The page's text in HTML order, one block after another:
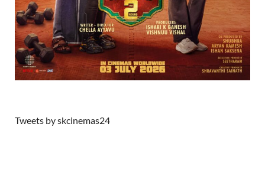
Tweets by skcinemas24